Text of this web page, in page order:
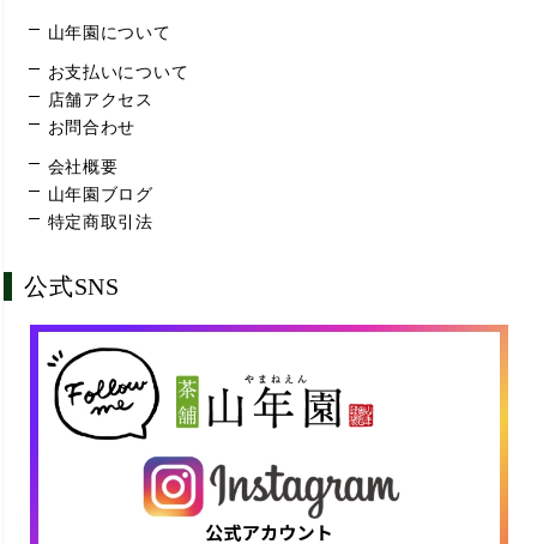
山年園について
お支払いについて
店舗アクセス
お問合わせ
会社概要
山年園ブログ
特定商取引法
公式SNS